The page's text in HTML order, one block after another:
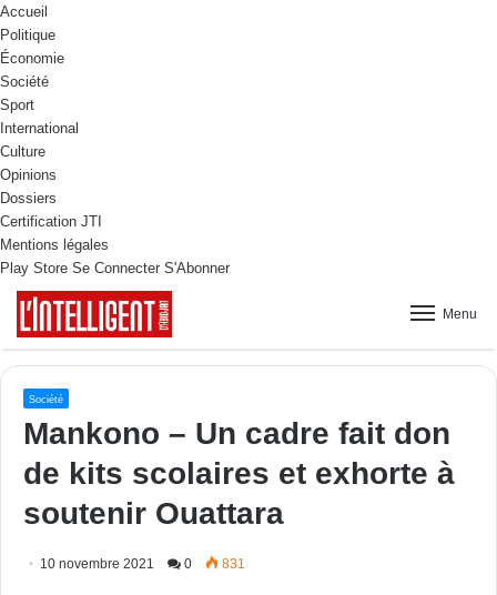
Accueil
Politique
Économie
Société
Sport
International
Culture
Opinions
Dossiers
Certification JTI
Mentions légales
Play Store Se Connecter S'Abonner
Menu
Société
Mankono – Un cadre fait don
de kits scolaires et exhorte à
soutenir Ouattara
10 novembre 2021 0 831